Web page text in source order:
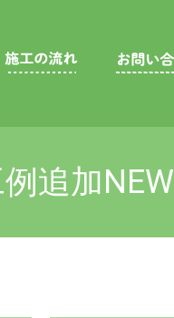
追加NEW